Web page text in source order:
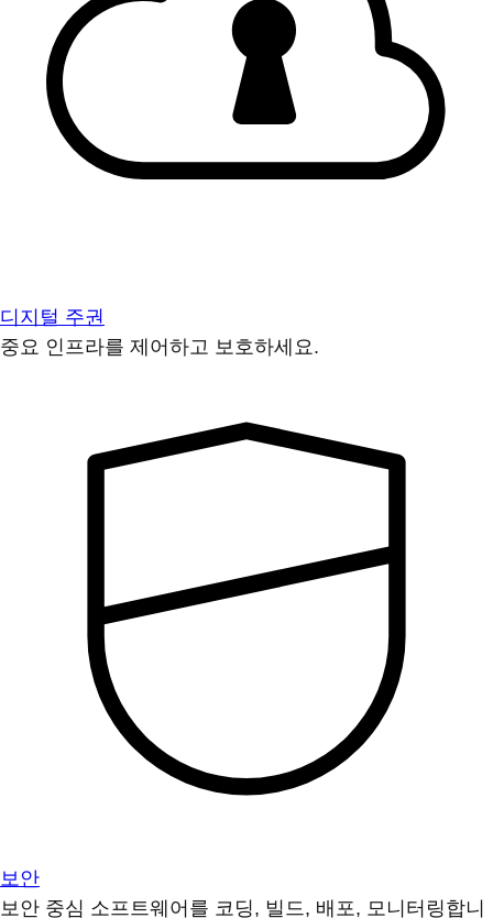
디지털 주권
중요 인프라를 제어하고 보호하세요.
보안
보안 중심 소프트웨어를 코딩, 빌드, 배포, 모니터링합니